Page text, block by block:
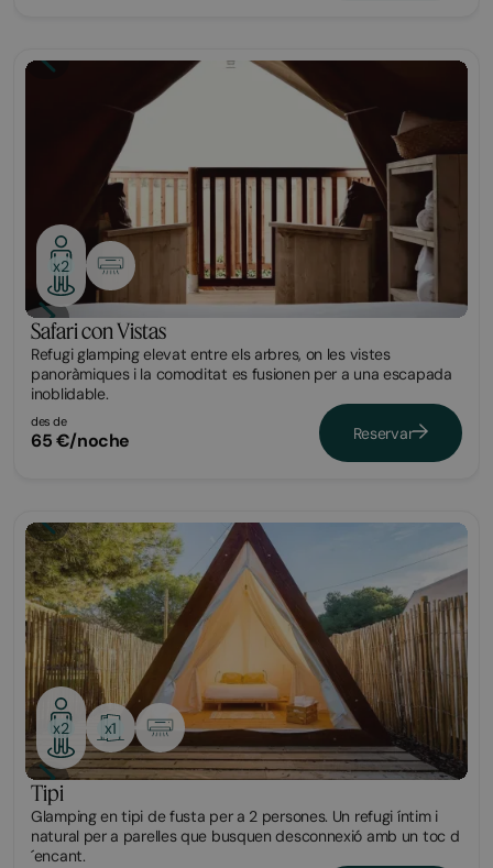
Glamping
x2
Safari con Vistas
Refugi glamping elevat entre els arbres, on les vistes
panoràmiques i la comoditat es fusionen per a una escapada
inoblidable.
des de
65 €/noche Reservar
Glamping
x2 x1
Tipi
Glamping en tipi de fusta per a 2 persones. Un refugi íntim i
natural per a parelles que busquen desconnexió amb un toc d
´encant.